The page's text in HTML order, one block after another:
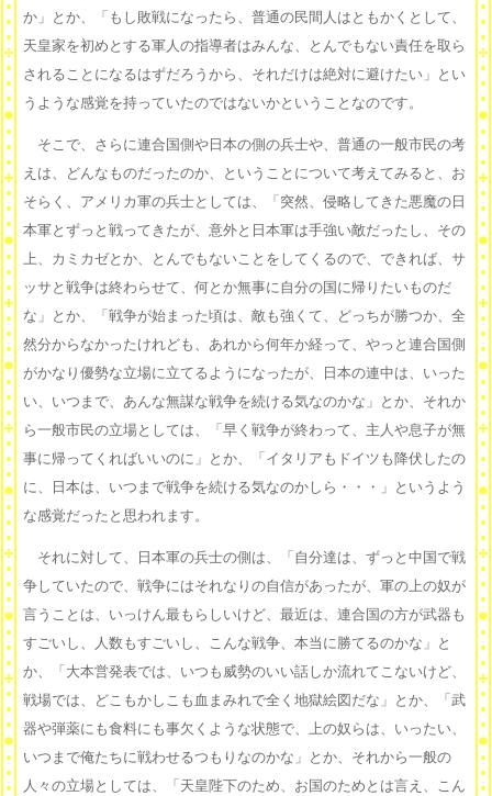
か」とか、「もし敗戦になったら、普通の民間人はともかくとして、
天皇家を初めとする軍人の指導者はみんな、とんでもない責任を取ら
されることになるはずだろうから、それだけは絶対に避けたい」とい
うような感覚を持っていたのではないかということなのです。
そこで、さらに連合国側や日本の側の兵士や、普通の一般市民の考
えは、どんなものだったのか、ということについて考えてみると、お
そらく、アメリカ軍の兵士としては、「突然、侵略してきた悪魔の日
本軍とずっと戦ってきたが、意外と日本軍は手強い敵だったし、その
上、カミカゼとか、とんでもないことをしてくるので、できれば、サ
ッサと戦争は終わらせて、何とか無事に自分の国に帰りたいものだ
な」とか、「戦争が始まった頃は、敵も強くて、どっちが勝つか、全
然分からなかったけれども、あれから何年か経って、やっと連合国側
がかなり優勢な立場に立てるようになったが、日本の連中は、いった
い、いつまで、あんな無謀な戦争を続ける気なのかな」とか、それか
ら一般市民の立場としては、「早く戦争が終わって、主人や息子が無
事に帰ってくればいいのに」とか、「イタリアもドイツも降伏したの
に、日本は、いつまで戦争を続ける気なのかしら・・・」というよう
な感覚だったと思われます。
それに対して、日本軍の兵士の側は、「自分達は、ずっと中国で戦
争していたので、戦争にはそれなりの自信があったが、軍の上の奴が
言うことは、いっけん最もらしいけど、最近は、連合国の方が武器も
すごいし、人数もすごいし、こんな戦争、本当に勝てるのかな」と
か、「大本営発表では、いつも威勢のいい話しか流れてこないけど、
戦場では、どこもかしこも血まみれで全く地獄絵図だな」とか、「武
器や弾薬にも食料にも事欠くような状態で、上の奴らは、いったい、
いつまで俺たちに戦わせるつもりなのかな」とか、それから一般の
人々の立場としては、「天皇陛下のため、お国のためとは言え、こん